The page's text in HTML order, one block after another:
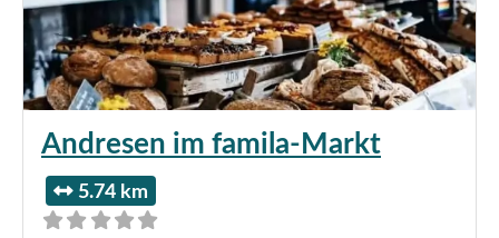
Andresen im famila-Markt
5.74 km